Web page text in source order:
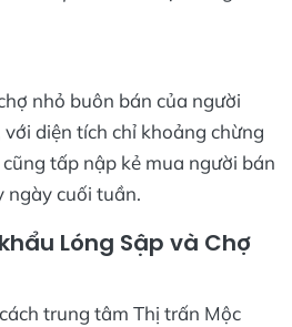
nhỏ buôn bán của người
diện tích chỉ khoảng chừng
tấp nập kẻ mua người bán
ngày cuối tuần.
Lóng Sập và Chợ
trung tâm Thị trấn Mộc